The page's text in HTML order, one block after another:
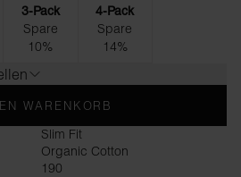
3-Pack
Spare
10%
4-Pack
Spare
14%
WARENKORB
Slim Fit
Organic Cotton
190